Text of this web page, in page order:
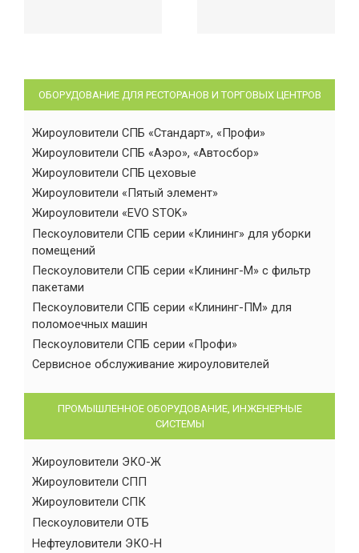
ОБОРУДОВАНИЕ ДЛЯ РЕСТОРАНОВ И ТОРГОВЫХ ЦЕНТРОВ
Жироуловители СПБ «Стандарт», «Профи»
Жироуловители СПБ «Аэро», «Автосбор»
Жироуловители СПБ цеховые
Жироуловители «Пятый элемент»
Жироуловители «EVO STOK»
Пескоуловители СПБ серии «Клининг» для уборки
помещений
Пескоуловители СПБ серии «Клининг-М» с фильтр
пакетами
Пескоуловители СПБ серии «Клининг-ПМ» для
поломоечных машин
Пескоуловители СПБ серии «Профи»
Сервисное обслуживание жироуловителей
ПРОМЫШЛЕННОЕ ОБОРУДОВАНИЕ, ИНЖЕНЕРНЫЕ
СИСТЕМЫ
Жироуловители ЭКО-Ж
Жироуловители СПП
Жироуловители СПК
Пескоуловители ОТБ
Нефтеуловители ЭКО-Н